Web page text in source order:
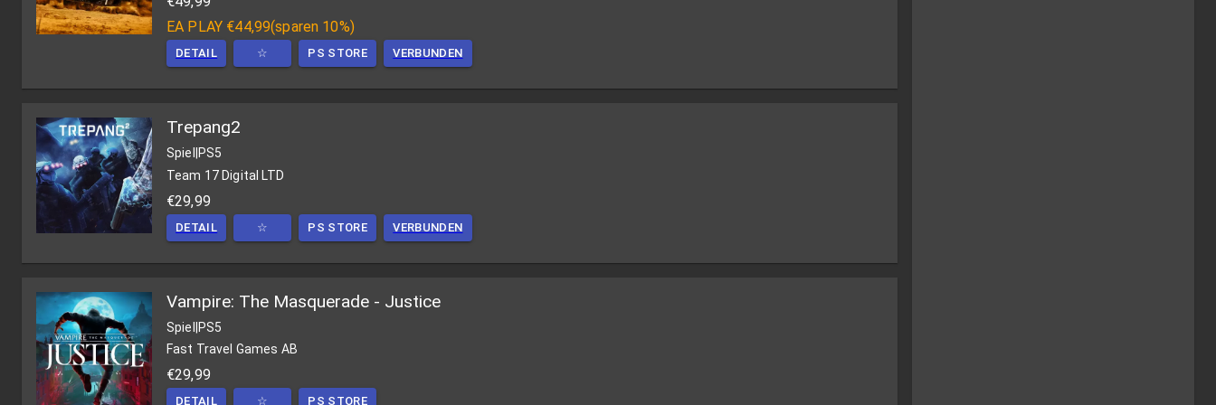
EA PLAY €44,99(sparen 10%)
DETAIL ☆ PS STORE VERBUNDEN
Trepang2
Spiel
PS5
Team 17 Digital LTD
€29,99
DETAIL ☆ PS STORE VERBUNDEN
Vampire: The Masquerade - Justice
Spiel|PS5
Fast Travel Games AB
€29,99
DETAIL ☆ PS STORE